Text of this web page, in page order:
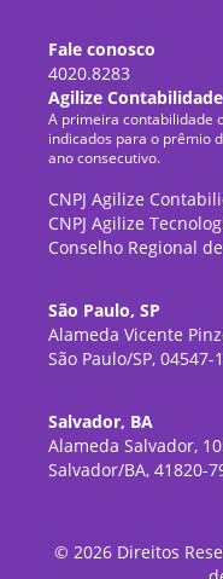
Fale conosco
4020.8283
Agilize
A primeira contabilidade
indicados para o prêmio
ano consecutivo.
CNPJ Agilize
CNPJ Agilize
Conselho Regional
São Paulo, SP
Alameda Vicente
São Paulo/SP,
Salvador, BA
Alameda Salvador,
Salvador/BA, 41820-
© 2026Direitos